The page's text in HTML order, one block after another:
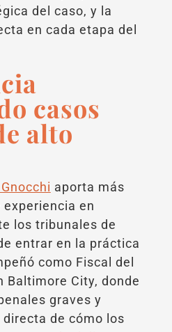
del caso, y la
en cada etapa del
casos
alto
aporta más
en
los tribunales de
entrar en la práctica
como Fiscal del
Baltimore City, donde
graves y
de cómo los